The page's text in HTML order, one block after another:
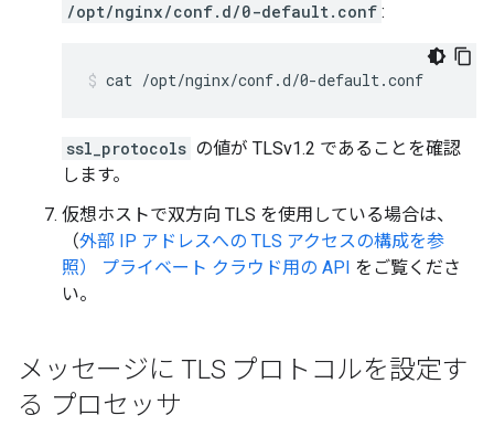
/opt/nginx/conf.d/0-default.conf :
cat /opt/nginx/conf.d/0-default.conf
ssl_protocols の値が TLSv1.2 であることを確認
します。
仮想ホストで双方向 TLS を使用している場合は、
（外部 IP アドレスへの TLS アクセスの構成を参
照） プライベート クラウド用の API をご覧くださ
い。
メッセージに TLS プロトコルを設定す
る プロセッサ